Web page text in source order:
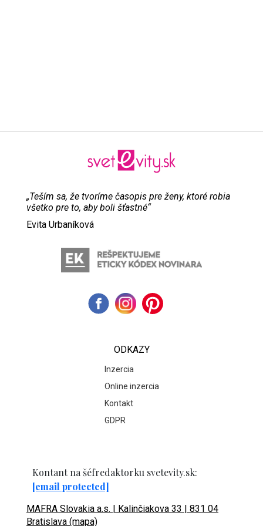
„Teším sa, že tvoríme časopis pre ženy, ktoré robia
všetko pre to, aby boli šťastné“
Evita Urbaníková
ODKAZY
Inzercia
Online inzercia
Kontakt
GDPR
Kontant na šéfredaktorku svetevity.sk:
[email protected]
MAFRA Slovakia a.s. | Kalinčiakova 33 | 831 04
Bratislava (mapa)